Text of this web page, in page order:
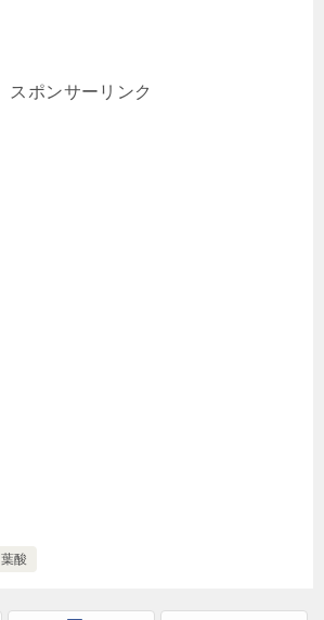
スポンサーリンク
葉酸